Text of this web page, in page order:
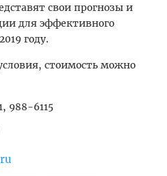
свои прогнозы и
для эффективного
году.
стоимость можно
988-6115